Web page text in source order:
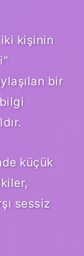
kişinin
bir
küçük
sessiz